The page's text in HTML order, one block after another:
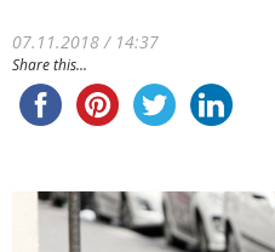
07.11.2018 / 14:37
Share this...